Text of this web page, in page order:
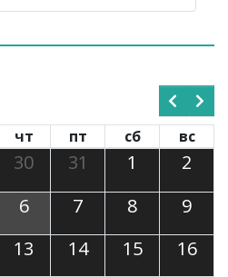
чт пт сб вс
30 31 1
2
6 7 8
9
13 14 15
16